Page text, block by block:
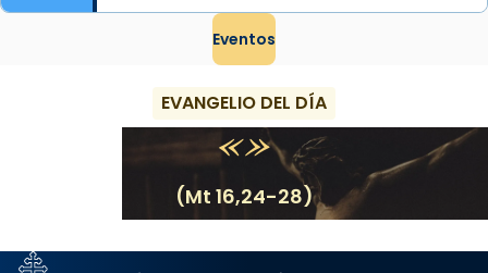
Eventos
EVANGELIO DEL DÍA
(Mt 16,24-28)